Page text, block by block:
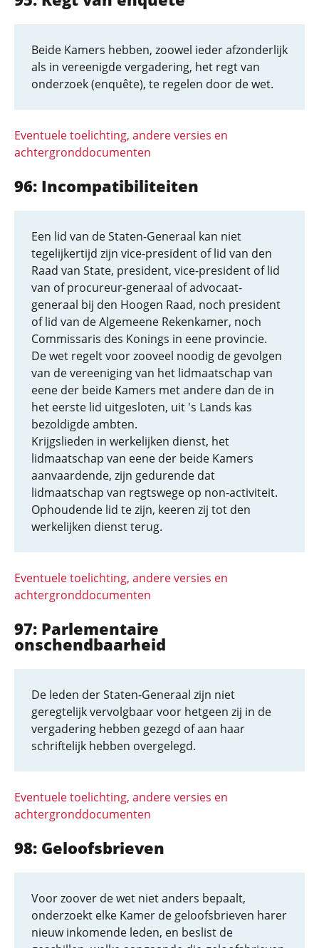
Beide Kamers hebben, zoowel ieder afzonderlijk
als in vereenigde vergadering, het regt van
onderzoek (enquête), te regelen door de wet.
Eventuele toelichting, andere versies en
achtergronddocumenten
96: Incompatibiliteiten
Een lid van de Staten-Generaal kan niet
tegelijkertijd zijn vice-president of lid van den
Raad van State, president, vice-president of lid
van of procureur-generaal of advocaat-
generaal bij den Hoogen Raad, noch president
of lid van de Algemeene Rekenkamer, noch
Commissaris des Konings in eene provincie.
De wet regelt voor zooveel noodig de gevolgen
van de vereeniging van het lidmaatschap van
eene der beide Kamers met andere dan de in
het eerste lid uitgesloten, uit 's Lands kas
bezoldigde ambten.
Krijgslieden in werkelijken dienst, het
lidmaatschap van eene der beide Kamers
aanvaardende, zijn gedurende dat
lidmaatschap van regtswege op non-activiteit.
Ophoudende lid te zijn, keeren zij tot den
werkelijken dienst terug.
Eventuele toelichting, andere versies en
achtergronddocumenten
97: Parlementaire
onschendbaarheid
De leden der Staten-Generaal zijn niet
geregtelijk vervolgbaar voor hetgeen zij in de
vergadering hebben gezegd of aan haar
schriftelijk hebben overgelegd.
Eventuele toelichting, andere versies en
achtergronddocumenten
98: Geloofsbrieven
Voor zoover de wet niet anders bepaalt,
onderzoekt elke Kamer de geloofsbrieven harer
nieuw inkomende leden, en beslist de